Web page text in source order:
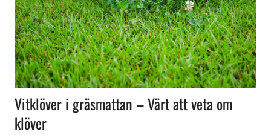
Vitklöver i gräsmattan – Värt att veta om
klöver